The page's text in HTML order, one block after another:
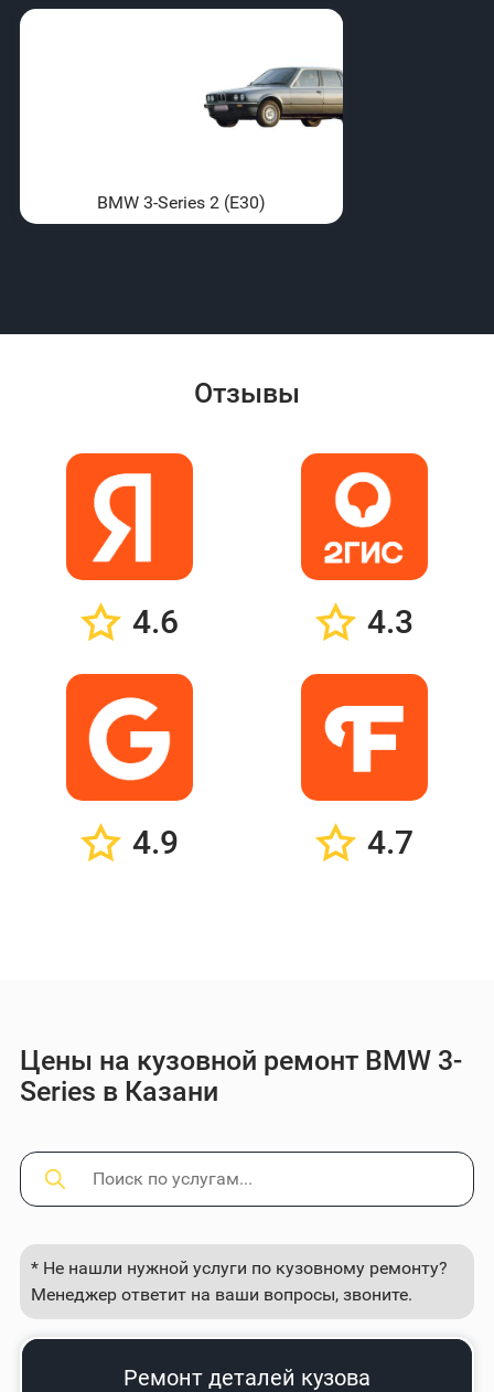
BMW 3-Series 2 (E30)
Отзывы
4.6 4.3
4.9 4.7
Цены на кузовной ремонт BMW 3-
Series в Казани
* Не нашли нужной услуги по кузовному ремонту?
Менеджер ответит на ваши вопросы, звоните.
Ремонт деталей кузова